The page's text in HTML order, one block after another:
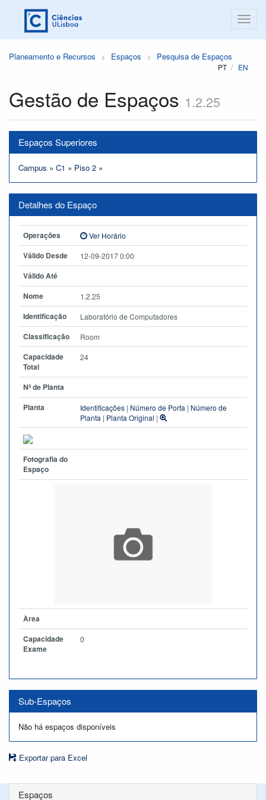
Planeamento e Recursos Espaços Pesquisa de Espaços
PT EN
Gestão de Espaços 1.2.25
Espaços Superiores
Campus » C1 » Piso 2 »
Detalhes do Espaço
Operações Ver Horário
Válido Desde 12-09-2017 0:00
Válido Até
Nome
1.2.25
Identificação Laboratório de Computadores
Classificação Room
Capacidade
Total
24
Nº de Planta
Planta
Identificações | Número de Porta | Número de
Planta | Planta Original |
Fotografia do
Espaço
Àrea
Capacidade
Exame
0
Sub-Espaços
Não há espaços disponíveis
Exportar para Excel
Espaços